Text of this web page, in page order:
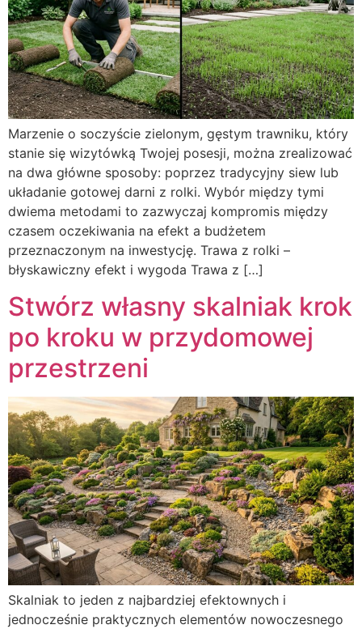
Marzenie o soczyście zielonym, gęstym trawniku, który
stanie się wizytówką Twojej posesji, można zrealizować
na dwa główne sposoby: poprzez tradycyjny siew lub
układanie gotowej darni z rolki. Wybór między tymi
dwiema metodami to zazwyczaj kompromis między
czasem oczekiwania na efekt a budżetem
przeznaczonym na inwestycję. Trawa z rolki –
błyskawiczny efekt i wygoda Trawa z […]
Stwórz własny skalniak krok
po kroku w przydomowej
przestrzeni
Skalniak to jeden z najbardziej efektownych i
jednocześnie praktycznych elementów nowoczesnego